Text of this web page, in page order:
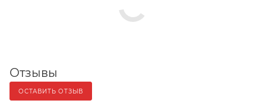
Отзывы
ОСТАВИТЬ ОТЗЫВ